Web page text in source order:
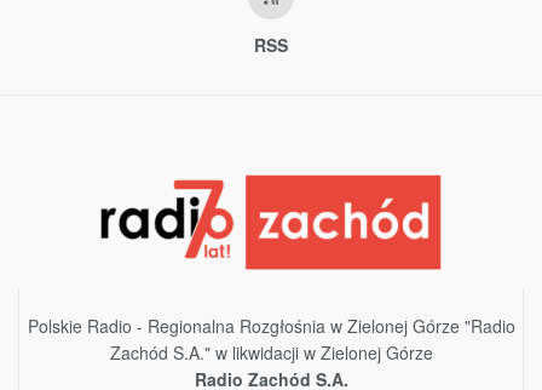
RSS
Polskie Radio - Regionalna Rozgłośnia w Zielonej Górze "Radio
Zachód S.A." w likwidacji w Zielonej Górze
Radio Zachód S.A.